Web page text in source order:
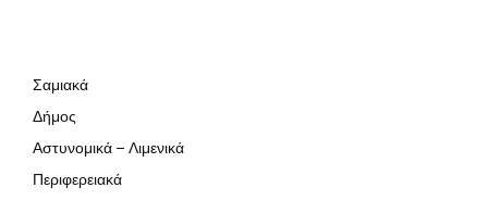
Σαμιακά
Δήμος
Αστυνομικά – Λιμενικά
Περιφερειακά